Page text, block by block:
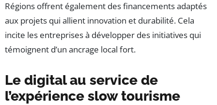
Régions offrent également des financements adaptés
aux projets qui allient innovation et durabilité. Cela
incite les entreprises à développer des initiatives qui
témoignent d’un ancrage local fort.
Le digital au service de
l’expérience slow tourisme